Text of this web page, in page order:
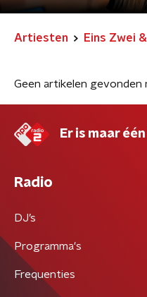
Artiesten Eins Zwei
Geen artikelen gevonden
Er is maar
Radio
DJ’s
Programma's
Frequenties